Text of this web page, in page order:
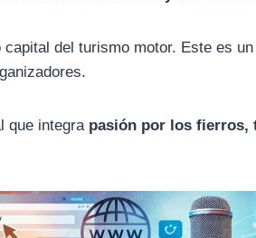
del turismo motor. Este es
que integra pasión por los fierros,